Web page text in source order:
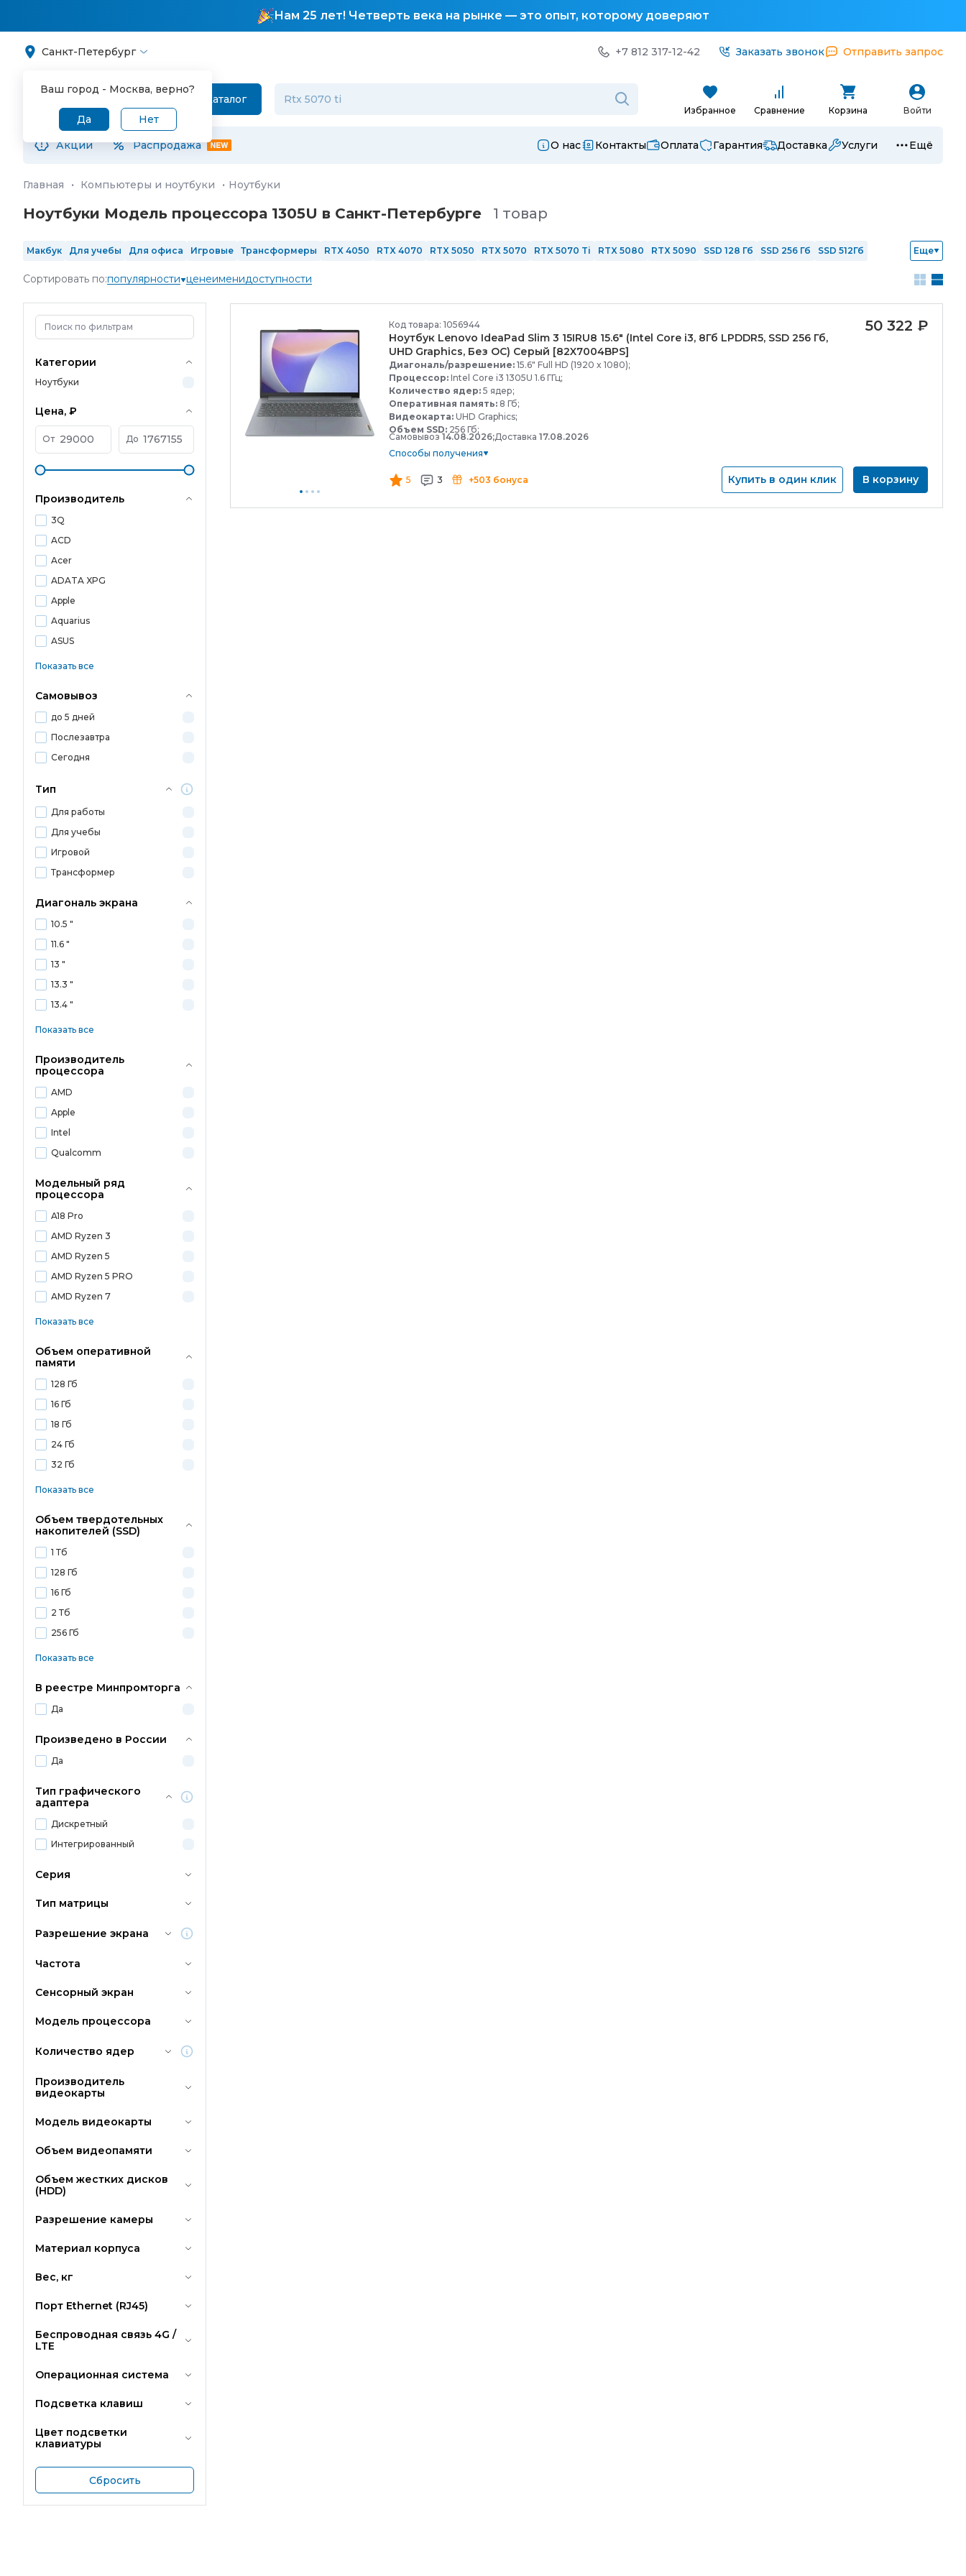
Нам 25 лет! Четверть века на рынке — это опыт, которому доверяют
Санкт-Петербург
Ваш город - Москва, верно?
Да Нет
+7 812 317-12-42 Заказать звонок Отправить запрос
Каталог
Избранное Сравнение Корзина Войти
Акции Распродажа О нас Контакты Оплата Гарантия Доставка Услуги Ещё
Главная · Компьютеры и ноутбуки · Ноутбуки
Ноутбуки Модель процессора 1305U в Санкт-Петербургe 1 товар
Макбук Для учебы Для офиса Игровые Трансформеры RTX 4050 RTX 4070 RTX 5050 RTX 5070 RTX 5070 Ti RTX 5080 RTX 5090 SSD 128 Гб SSD 256 Гб
SSD 512Гб
Еще
Сортировать по:популярности ценеименидоступности
Категории
Ноутбуки
Цена, ₽
От До
Производитель
3Q
ACD
Acer
ADATA XPG
Apple
Aquarius
ASUS
Показать все
Самовывоз
до 5 дней
Послезавтра
Сегодня
Тип
Для работы
Для учебы
Игровой
Трансформер
Диагональ экрана
10.5 "
11.6 "
13 "
13.3 "
13.4 "
Показать все
Производитель
процессора
AMD
Apple
Intel
Qualcomm
Модельный ряд
процессора
A18 Pro
AMD Ryzen 3
AMD Ryzen 5
AMD Ryzen 5 PRO
AMD Ryzen 7
Показать все
Объем оперативной
памяти
128 Гб
16 Гб
18 Гб
24 Гб
32 Гб
Показать все
Объем твердотельных
накопителей (SSD)
1 Тб
128 Гб
16 Гб
2 Тб
256 Гб
Показать все
В реестре Минпромторга
Да
Произведено в России
Да
Тип графического
адаптера
Дискретный
Интегрированный
Серия
Тип матрицы
Разрешение экрана
Частота
Сенсорный экран
Модель процессора
Количество ядер
Производитель
видеокарты
Модель видеокарты
Объем видеопамяти
Объем жестких дисков
(HDD)
Разрешение камеры
Материал корпуса
Вес, кг
Порт Ethernet (RJ45)
Беспроводная связь 4G /
LTE
Операционная система
Подсветка клавиш
Цвет подсветки
клавиатуры
Сбросить
Код товара: 1056944
Ноутбук Lenovo IdeaPad Slim 3 15IRU8 15.6" (Intel Core i3, 8Гб LPDDR5, SSD 256 Гб,
UHD Graphics, Без ОС) Серый [82X7004BPS]
Диагональ/разрешение: 15.6" Full HD (1920 x 1080);
Процессор: Intel Core i3 1305U 1.6 ГГц;
Количество ядер: 5 ядер;
Оперативная память: 8 Гб;
Видеокарта: UHD Graphics;
Объем SSD: 256 Гб;
Самовывоз 14.08.2026;Доставка 17.08.2026
Способы получения
5 3 +503 бонуса
50 322 ₽
Купить в один клик В корзину